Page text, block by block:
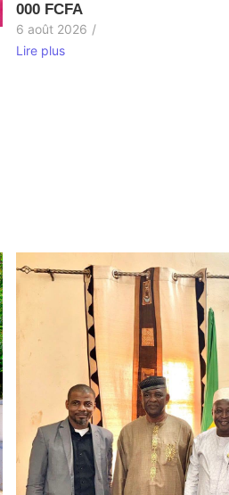
000 FCFA
6 août 2026 /
Lire plus